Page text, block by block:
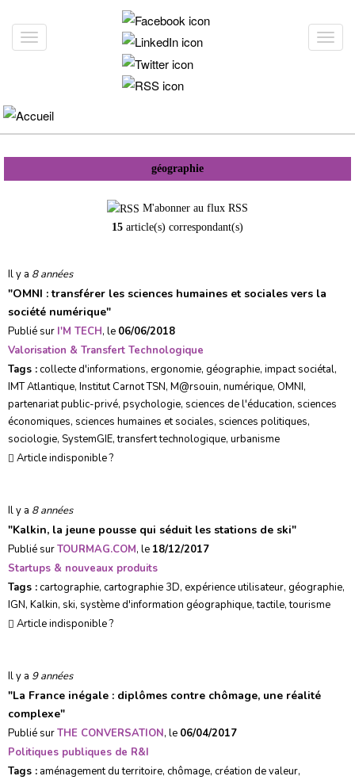
au
contenuToggle
géographie
M'abonner au flux RSS
15 article(s) correspondant(s)
Il y a 8 années
"OMNI : transférer les sciences humaines et sociales vers la
société numérique"
Publié sur I'M TECH, le 06/06/2018
Valorisation & Transfert Technologique
Tags :collecte d'informations, ergonomie, géographie, impact sociétal,
IMT Atlantique, Institut Carnot TSN, M@rsouin, numérique, OMNI,
partenariat public-privé, psychologie, sciences de l'éducation, sciences
économiques, sciences humaines et sociales, sciences politiques,
sociologie, SystemGIE,transfert technologique, urbanisme
Article indisponible ?
Il y a 8 années
"Kalkin, la jeune pousse qui séduit les stations de ski"
Publié surTOURMAG.COM, le 18/12/2017
Startups & nouveaux produits
Tags :cartographie, cartographie 3D, expérience utilisateur, géographie,
IGN, Kalkin, ski, système d'information géographique,tactile,tourisme
Article indisponible ?
Il y a 9 années
"La France inégale : diplômes contre chômage, une réalité
complexe"
Publié surTHE CONVERSATION, le 06/04/2017
Politiques publiques de R&I
Tags : aménagement du territoire, chômage, création de valeur,